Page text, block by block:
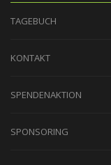
TAGEBUCH
KONTAKT
SPENDENAKTION
SPONSORING